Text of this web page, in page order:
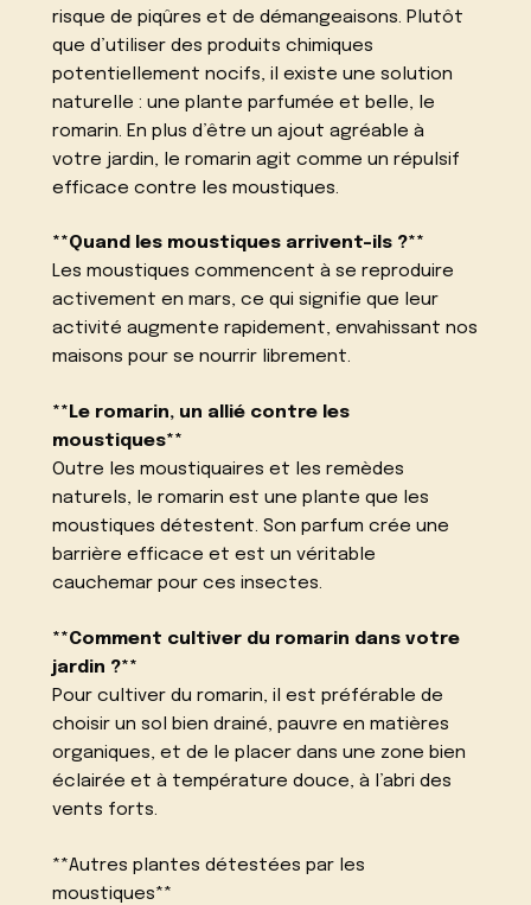
risque de piqûres et de démangeaisons. Plutôt
que d’utiliser des produits chimiques
potentiellement nocifs, il existe une solution
naturelle : une plante parfumée et belle, le
romarin. En plus d’être un ajout agréable à
votre jardin, le romarin agit comme un répulsif
efficace contre les moustiques.
**Quand les moustiques arrivent-ils ?**
Les moustiques commencent à se reproduire
activement en mars, ce qui signifie que leur
activité augmente rapidement, envahissant nos
maisons pour se nourrir librement.
**Le romarin, un allié contre les
moustiques**
Outre les moustiquaires et les remèdes
naturels, le romarin est une plante que les
moustiques détestent. Son parfum crée une
barrière efficace et est un véritable
cauchemar pour ces insectes.
**Comment cultiver du romarin dans votre
jardin ?**
Pour cultiver du romarin, il est préférable de
choisir un sol bien drainé, pauvre en matières
organiques, et de le placer dans une zone bien
éclairée et à température douce, à l’abri des
vents forts.
**Autres plantes détestées par les
moustiques**